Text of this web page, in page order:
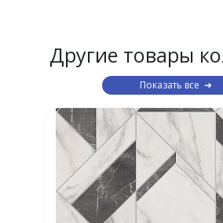
Другие товары
Показать все